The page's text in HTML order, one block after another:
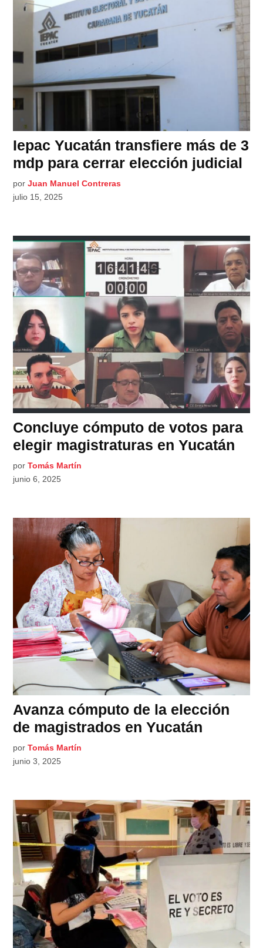
Iepac Yucatán transfiere más de 3
mdp para cerrar elección judicial
por Juan Manuel Contreras
julio 15, 2025
Concluye cómputo de votos para
elegir magistraturas en Yucatán
por Tomás Martín
junio 6, 2025
Avanza cómputo de la elección
de magistrados en Yucatán
por Tomás Martín
junio 3, 2025